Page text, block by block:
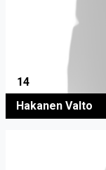
14
Hakanen Valto